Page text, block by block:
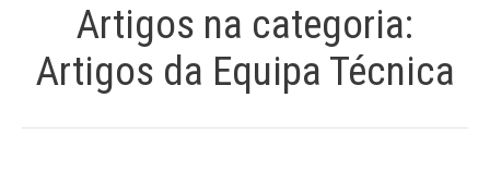
Trabalhos aceites para submissão
Normas para os autores
Artigos na categoria:
Artigos da Equipa Técnica